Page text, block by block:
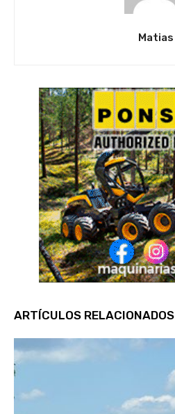
Matias
ARTÍCULOS RELACIONADOS